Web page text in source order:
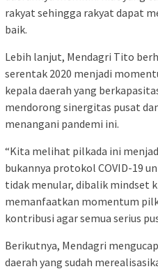
rakyat sehingga rakyat dapat
baik.
Lebih lanjut, Mendagri Tito
serentak 2020 menjadi
kepala daerah yang
mendorong sinergitas pusat
menangani pandemi ini.
“Kita melihat pilkada ini
bukannya protokol COVID-19
tidak menular, dibalik mindset
memanfaatkan momentum
kontribusi agar semua serius
Berikutnya, Mendagri
daerah yang sudah